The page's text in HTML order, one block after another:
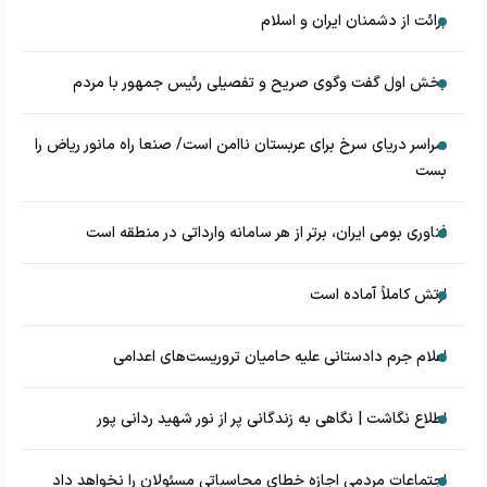
برائت از دشمنان ایران و اسلام
بخش اول گفت وگوی صریح و تفصیلی رئیس جمهور با مردم
سراسر دریای سرخ برای عربستان ناامن است/ صنعا راه مانور ریاض را
بست
فناوری بومی ایران، برتر از هر سامانه وارداتی در منطقه است
ارتش کاملاً آماده است
اعلام جرم دادستانی علیه حامیان تروریست‌های اعدامی
اطلاع نگاشت | نگاهی به زندگانی پر از نور شهید ردانی پور
اجتماعات مردمی اجازه خطای محاسباتی مسئولان را نخواهد داد